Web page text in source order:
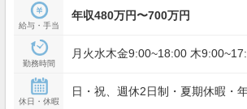
給与・手当
年収480万円〜700万円
勤務時間
月火水木金9:00~18:00 木
休日・休暇
日・祝、週休2日制・夏期休暇・